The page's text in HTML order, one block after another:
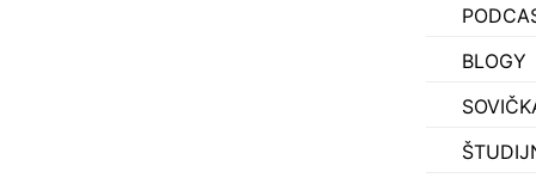
BLOGY